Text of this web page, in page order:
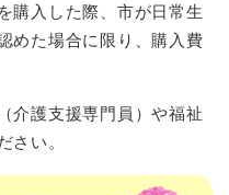
購入した際、市が日常生
めた場合に限り、購入費
介護支援専門員）や福祉
さい。